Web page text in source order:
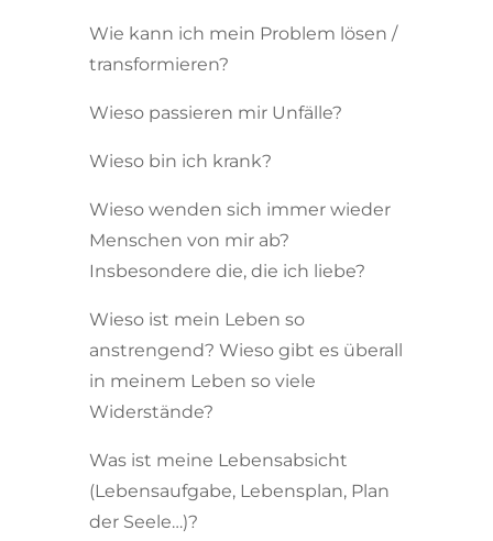
Wie kann ich mein Problem lösen /
transformieren?
Wieso passieren mir Unfälle?
Wieso bin ich krank?
Wieso wenden sich immer wieder
Menschen von mir ab?
Insbesondere die, die ich liebe?
Wieso ist mein Leben so
anstrengend? Wieso gibt es überall
in meinem Leben so viele
Widerstände?
Was ist meine Lebensabsicht
(Lebensaufgabe, Lebensplan, Plan
der Seele…)?